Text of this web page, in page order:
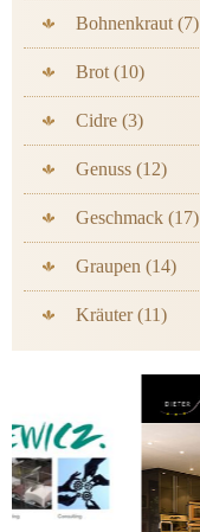
Bohnenkraut (7)
Brot (10)
Cidre (3)
Genuss (12)
Geschmack (17)
Graupen (14)
Kräuter (11)